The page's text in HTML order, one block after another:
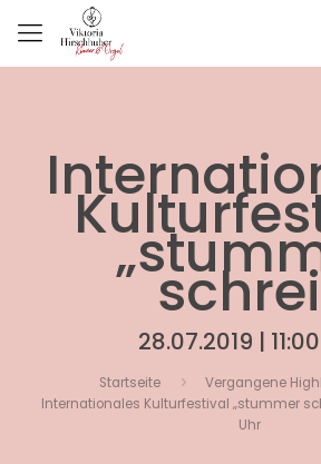
28.07.2019 |
Startseite
Vergangene
Internationales Kulturfestival „stummer
Uhr